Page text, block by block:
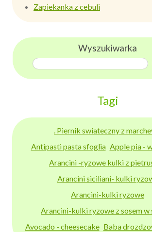
Zapiekanka z cebuli
Wyszukiwarka
Tagi
. Piernik swiateczny z
Antipasti pasta sfoglia Apple pia -
Arancini -ryzowe kulki z
Arancini siciliani- kulki
Arancini-kulki ryzowe
Arancini-kulki ryzowe z sosem w
Avocado - cheesecake Baba